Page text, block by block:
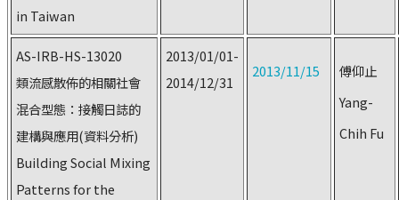
in Taiwan
AS-IRB-HS-13020
類流感散佈的相關社會
混合型態：接觸日誌的
建構與應用(資料分析)
Building Social Mixing
Patterns for the
2013/01/01-
2014/12/31
2013/11/15
傅仰止
Yang-
Chih Fu